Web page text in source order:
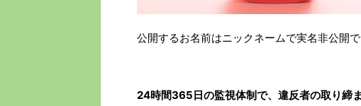
公開するお名前はニックネームで実名非公開で
24時間365日の監視体制で、違反者の取り締